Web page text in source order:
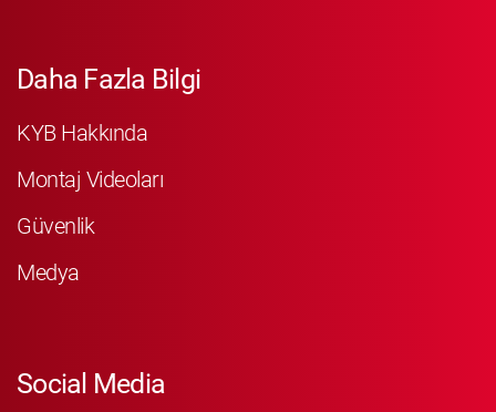
Daha Fazla Bilgi
KYB Hakkında
Montaj Videoları
Güvenlik
Medya
Social Media